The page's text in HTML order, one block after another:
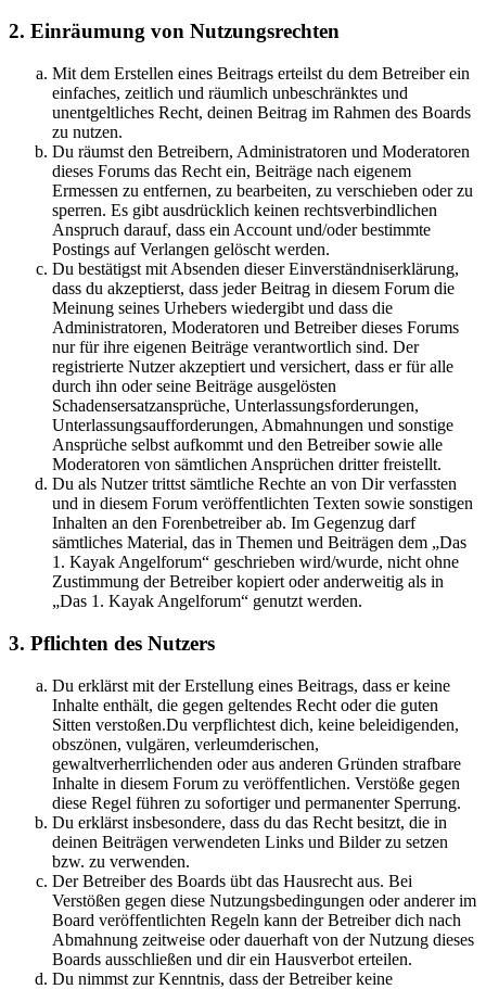
2. Einräumung von Nutzungsrechten
Mit dem Erstellen eines Beitrags erteilst du dem Betreiber ein
einfaches, zeitlich und räumlich unbeschränktes und
unentgeltliches Recht, deinen Beitrag im Rahmen des Boards
zu nutzen.
Du räumst den Betreibern, Administratoren und Moderatoren
dieses Forums das Recht ein, Beiträge nach eigenem
Ermessen zu entfernen, zu bearbeiten, zu verschieben oder zu
sperren. Es gibt ausdrücklich keinen rechtsverbindlichen
Anspruch darauf, dass ein Account und/oder bestimmte
Postings auf Verlangen gelöscht werden.
Du bestätigst mit Absenden dieser Einverständniserklärung,
dass du akzeptierst, dass jeder Beitrag in diesem Forum die
Meinung seines Urhebers wiedergibt und dass die
Administratoren, Moderatoren und Betreiber dieses Forums
nur für ihre eigenen Beiträge verantwortlich sind. Der
registrierte Nutzer akzeptiert und versichert, dass er für alle
durch ihn oder seine Beiträge ausgelösten
Schadensersatzansprüche, Unterlassungsforderungen,
Unterlassungsaufforderungen, Abmahnungen und sonstige
Ansprüche selbst aufkommt und den Betreiber sowie alle
Moderatoren von sämtlichen Ansprüchen dritter freistellt.
Du als Nutzer trittst sämtliche Rechte an von Dir verfassten
und in diesem Forum veröffentlichten Texten sowie sonstigen
Inhalten an den Forenbetreiber ab. Im Gegenzug darf
sämtliches Material, das in Themen und Beiträgen dem „Das
1. Kayak Angelforum“ geschrieben wird/wurde, nicht ohne
Zustimmung der Betreiber kopiert oder anderweitig als in
„Das 1. Kayak Angelforum“ genutzt werden.
3. Pflichten des Nutzers
Du erklärst mit der Erstellung eines Beitrags, dass er keine
Inhalte enthält, die gegen geltendes Recht oder die guten
Sitten verstoßen.Du verpflichtest dich, keine beleidigenden,
obszönen, vulgären, verleumderischen,
gewaltverherrlichenden oder aus anderen Gründen strafbare
Inhalte in diesem Forum zu veröffentlichen. Verstöße gegen
diese Regel führen zu sofortiger und permanenter Sperrung.
Du erklärst insbesondere, dass du das Recht besitzt, die in
deinen Beiträgen verwendeten Links und Bilder zu setzen
bzw. zu verwenden.
Der Betreiber des Boards übt das Hausrecht aus. Bei
Verstößen gegen diese Nutzungsbedingungen oder anderer im
Board veröffentlichten Regeln kann der Betreiber dich nach
Abmahnung zeitweise oder dauerhaft von der Nutzung dieses
Boards ausschließen und dir ein Hausverbot erteilen.
Du nimmst zur Kenntnis, dass der Betreiber keine